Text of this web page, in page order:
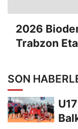
2026
Trabzon
SON